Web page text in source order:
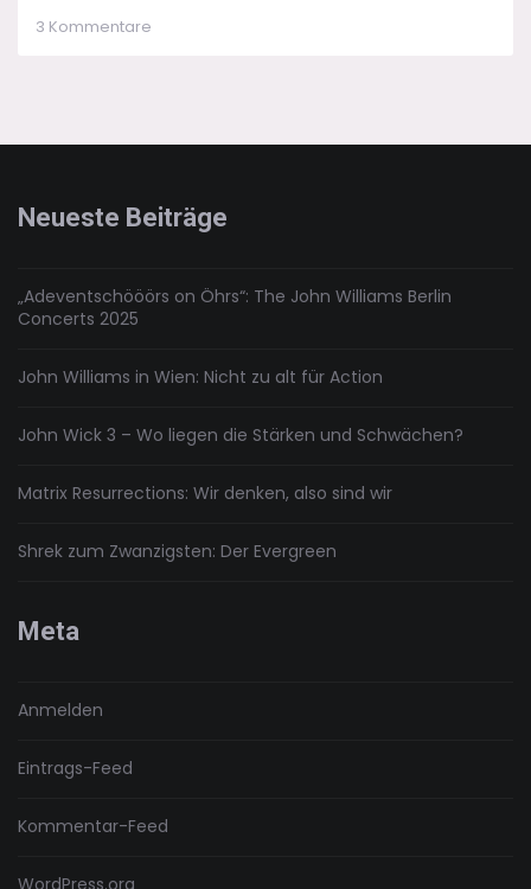
3 Kommentare
Neueste Beiträge
„Adeventschööörs on Öhrs“: The John Williams Berlin
Concerts 2025
John Williams in Wien: Nicht zu alt für Action
John Wick 3 – Wo liegen die Stärken und Schwächen?
Matrix Resurrections: Wir denken, also sind wir
Shrek zum Zwanzigsten: Der Evergreen
Meta
Anmelden
Eintrags-Feed
Kommentar-Feed
WordPress.org